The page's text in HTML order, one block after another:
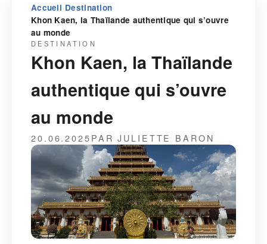
Accueil›Destination›
Khon Kaen, la Thaïlande authentique qui s’ouvre
au monde
DESTINATION
Khon Kaen, la Thaïlande
authentique qui s’ouvre
au monde
20.06.2025PAR JULIETTE BARON